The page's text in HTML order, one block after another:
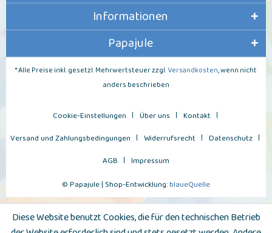
Informationen
Papajule
* Alle Preise inkl. gesetzl. Mehrwertsteuer zzgl. Versandkosten, wenn nicht
anders beschrieben
Cookie-Einstellungen Über uns
Kontakt
Versand und Zahlungsbedingungen
Widerrufsrecht
Datenschutz
AGB
Impressum
© Papajule | Shop-Entwicklung:blaueQuelle
Diese Website benutzt Cookies, die für den technischen Betrieb